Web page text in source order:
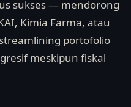
sukses — mendorong
Kimia Farma, atau
portofolio
meskipun fiskal